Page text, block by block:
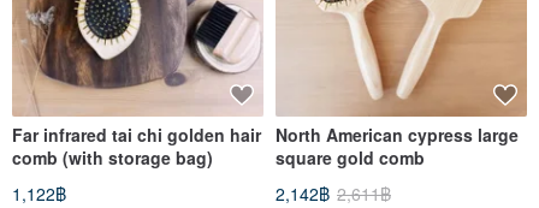
Far infrared tai chi golden hair
comb (with storage bag)
1,122฿
North American cypress large
square gold comb
2,142฿ 2,611฿